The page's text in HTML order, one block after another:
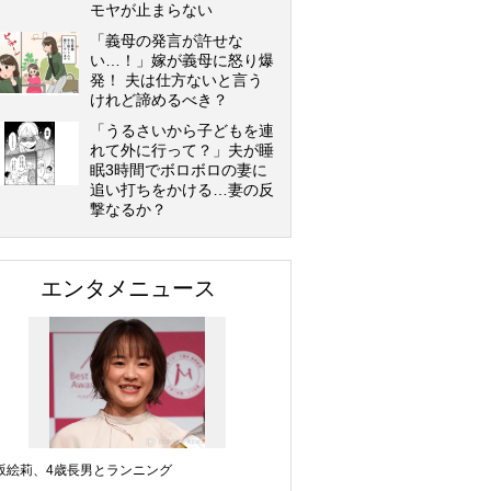
モヤが止まらない
「義母の発言が許せな
い…！」嫁が義母に怒り爆
発！ 夫は仕方ないと言う
けれど諦めるべき？
「うるさいから子どもを連
れて外に行って？」夫が睡
眠3時間でボロボロの妻に
追い打ちをかける…妻の反
撃なるか？
エンタメニュース
絵莉、4歳長男とランニング